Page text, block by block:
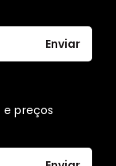
Enviar
e preços